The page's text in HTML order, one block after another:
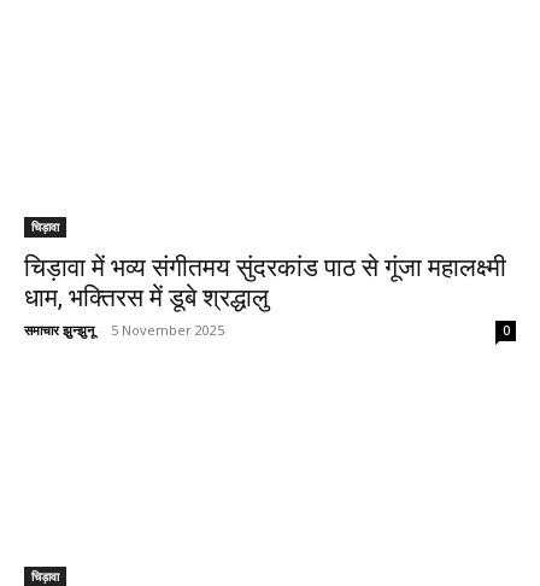
चिड़ावा
चिड़ावा में भव्य संगीतमय सुंदरकांड पाठ से गूंजा महालक्ष्मी
धाम, भक्तिरस में डूबे श्रद्धालु
समाचार झुन्झुनू - 5 November 2025 0
चिड़ावा